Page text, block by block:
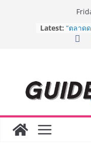
Latest: “BIO
ระดับ
ภัณฑ์คร
และขอ
บริการ
ครั้งแร